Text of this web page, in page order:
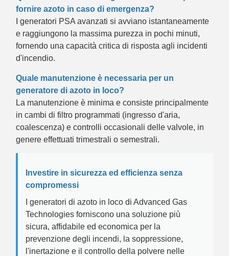
fornire azoto in caso di emergenza?
I generatori PSA avanzati si avviano istantaneamente
e raggiungono la massima purezza in pochi minuti,
fornendo una capacità critica di risposta agli incidenti
d'incendio.
Quale manutenzione è necessaria per un
generatore di azoto in loco?
La manutenzione è minima e consiste principalmente
in cambi di filtro programmati (ingresso d'aria,
coalescenza) e controlli occasionali delle valvole, in
genere effettuati trimestrali o semestrali.
Investire in sicurezza ed efficienza senza
compromessi
I generatori di azoto in loco di Advanced Gas
Technologies forniscono una soluzione più
sicura, affidabile ed economica per la
prevenzione degli incendi, la soppressione,
l'inertazione e il controllo della polvere nelle